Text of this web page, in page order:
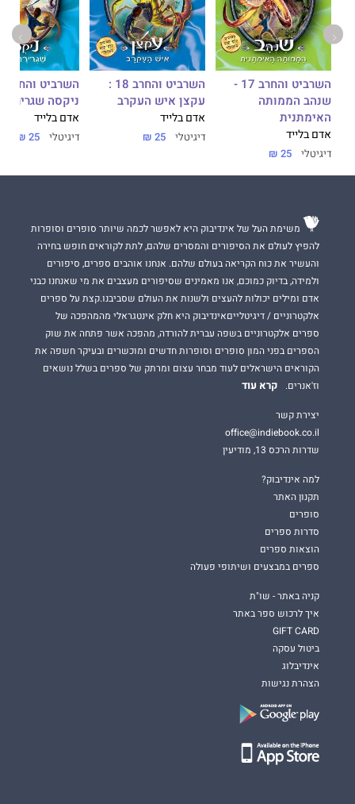
השרביט והחרב 17 -
שנהב הממותה
האימתנית
אדם בלייד
דיגיטלי 25 ₪
השרביט והחרב 18 :
עקצן איש העקרב
אדם בלייד
דיגיטלי 25 ₪
ניקסה שגרירת
אדם בלייד
דיגיטלי 25 ₪
משימת העל של אינדיבוק היא לאפשר לכמה שיותר סופרים וסופרות
להפיץ לעולם את הסיפורים והמסרים שלהם, לתת לקוראים חופש בחירה
והעשיר את כוח הקריאה בעולם שלהם. אנחנו אוהבים ספרים, סיפורים
ולמידה, בדיוק כמוכם, אנו מאמינים שסיפורים מעצבים את מי שאנחנו כבני
אדם ומילים יכולות להעצים ולשנות את העולם שסביבנו.קצת על ספרים
אלקטרוניים / דיגיטלייםאינדיבוק היא חלק אינטגראלי מהמהפכה של
ספרים אלקטרוניים בשפה עברית להורדה, מהפכה אשר פתחה את שוק
הספרים בפני המון סופרים וסופרות חדשים ומוכשרים ובעיקר חשפה את
הקוראים הישראלים לעוד מבחר עצום ומרתק של ספרים בשלל נושאים
וז'אנרים.
קרא עוד
יצירת קשר
office@indiebook.co.il
שדרות הרכס 13, מודיעין
למה אינדיבוק?
תקנון האתר
סופרים
סדרות ספרים
הוצאות ספרים
ספרים במבצעים ושיתופי פעולה
קניה באתר - שו"ת
איך לרכוש ספר באתר
GIFT CARD
ביטול עסקה
אינדיבלוג
הצהרת נגישות